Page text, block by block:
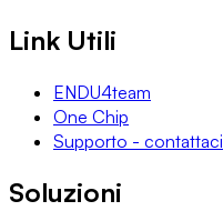
Link Utili
ENDU4team
One Chip
Supporto - contattaci
Soluzioni